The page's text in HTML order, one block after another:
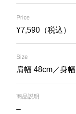
Price
¥7,590（税込）
Size
肩幅 48cm／身
商品説明
–